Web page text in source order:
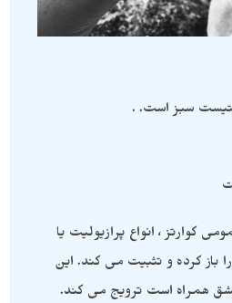
سبز است. .
کوارتز ، انواع پرازیولیت یا
باز کرده و تثبیت می کند. این
همراه است ترویج می کند.